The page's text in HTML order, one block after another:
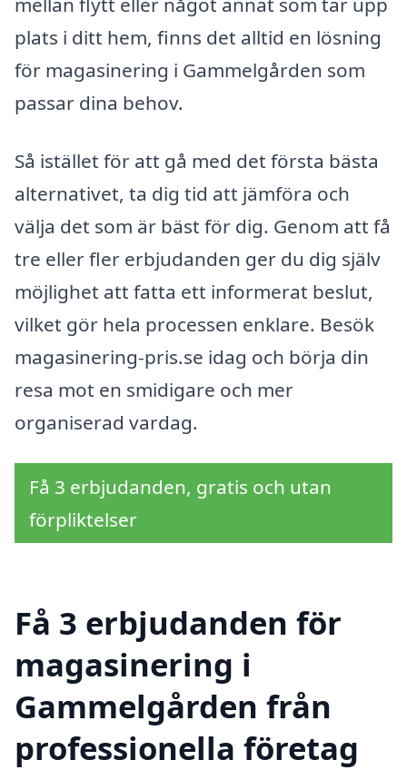
plats i ditt hem, finns det alltid en lösning
för magasinering i Gammelgården som
passar dina behov.
Så istället för att gå med det första bästa
alternativet, ta dig tid att jämföra och
välja det som är bäst för dig. Genom att få
tre eller fler erbjudanden ger du dig själv
möjlighet att fatta ett informerat beslut,
vilket gör hela processen enklare. Besök
magasinering-pris.se idag och börja din
resa mot en smidigare och mer
organiserad vardag.
Få 3 erbjudanden, gratis och utan
förpliktelser
Få 3 erbjudanden för
magasinering i
Gammelgården från
professionella företag